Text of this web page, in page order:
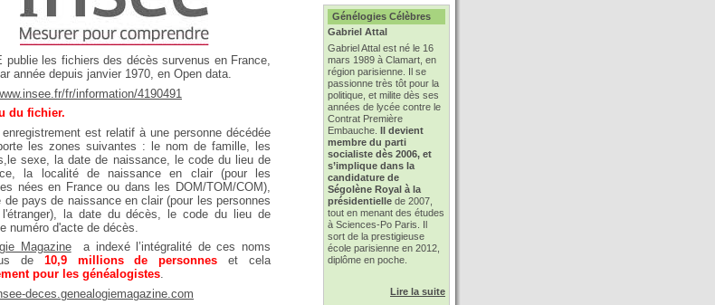
publie les fichiers des décès survenus en France,
année depuis janvier 1970, en Open data.
fr/information/4190491
du fichier.
enregistrement est relatif à une personne décédée
les zones suivantes : le nom de famille, les
sexe, la date de naissance, le code du lieu de
la localité de naissance en clair (pour les
nées en France ou dans les DOM/TOM/COM),
de pays de naissance en clair (pour les personnes
la date du décès, le code du lieu de
numéro d'acte de décès.
Magazinea indexé l’intégralité de ces noms
de 10,9 millions de personneset cela
pour les généalogistes.
deces.genealogiemagazine.com
Génélogies Célèbres
Gabriel Attal
Gabriel Attal est né le 16
mars 1989 à Clamart, en
région parisienne. Il se
passionne très tôt pour la
politique, et milite dès ses
années de lycée contre le
Contrat Première
Embauche. Il devient
membre du parti
socialiste dès 2006, et
s’implique dans la
candidature de
Ségolène Royal à la
présidentielle de 2007,
tout en menant des études
à Sciences-Po Paris. Il
sort de la prestigieuse
école parisienne en 2012,
diplôme en poche.
Lire la suite